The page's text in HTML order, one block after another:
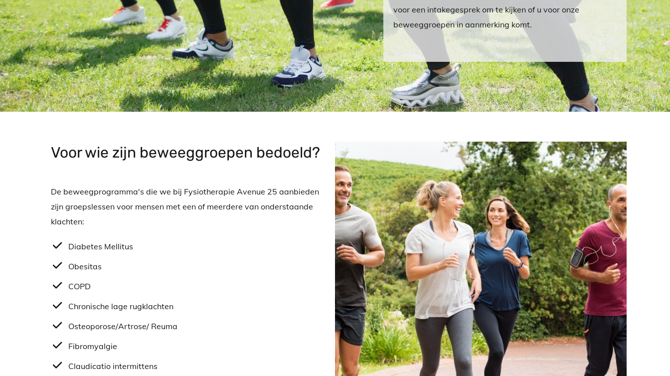
voor een intakegesprek om te kijken of u voor onze
beweeggroepen in aanmerking komt.
Voor wie zijn beweeggroepen bedoeld?
De beweegprogramma's die we bij Fysiotherapie Avenue 25 aanbieden
zijn groepslessen voor mensen met een of meerdere van onderstaande
klachten:
Diabetes Mellitus
Obesitas
COPD
Chronische lage rugklachten
Osteoporose/Artrose/ Reuma
Fibromyalgie
Claudicatio intermittens